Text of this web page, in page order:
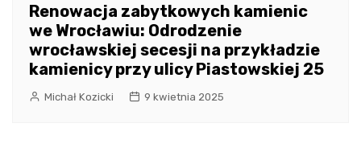
Renowacja zabytkowych kamienic
we Wrocławiu: Odrodzenie
wrocławskiej secesji na przykładzie
kamienicy przy ulicy Piastowskiej 25
Michał Kozicki 9 kwietnia 2025